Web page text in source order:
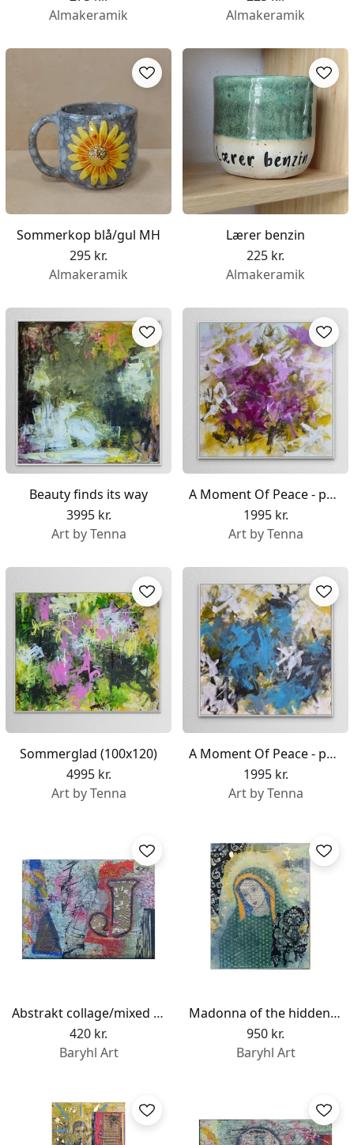
Almakeramik
Almakeramik
Sommerkop blå/gul MH
295 kr.
Almakeramik
Lærer benzin
225 kr.
Almakeramik
Beauty finds its way
3995 kr.
Art by Tenna
A Moment Of Peace - part 1
1995 kr.
Art by Tenna
Sommerglad (100x120)
4995 kr.
Art by Tenna
A Moment Of Peace - part 4
1995 kr.
Art by Tenna
Abstrakt collage/mixed media J
420 kr.
Baryhl Art
Madonna of the hidden garden
950 kr.
Baryhl Art